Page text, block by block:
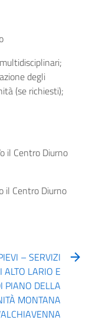
degli
(se richiesti);
il Centro Diurno
il Centro Diurno
– SERVIZI
ALTO LARIO E
PIANO DELLA
MONTANA